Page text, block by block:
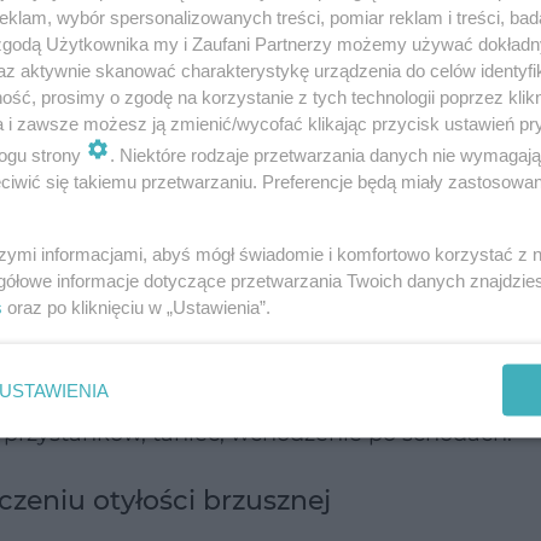
ale nie do siedzenia. Dlatego dla
kroków dziennie. Jednak sporo osób
kroków, a niektórzy nie osiągają nawet
pozbyć się nadmiaru tkanki tłuszczowej.
tzw. brzuszną aktywność fizyczna musi być
przez 30-60 minut. Wielu osobom wyda
zawodowymi i rodzinnymi. Ale pamiętajmy, że
a zatem także np. długi spacer z psem,
taniec, wchodzenie po schodach.
otyłości brzusznej
wybór spersonalizowanych treści, pomiar reklam i treści,
Użytkownika my i Zaufani Partnerzy możemy używać
aktywnie skanować charakterystykę urządzenia do celów
prosimy o zgodę na korzystanie z tych technologii poprzez
i zawsze możesz ją zmienić/wycofać klikając przycisk ustawień
strony
. Niektóre rodzaje przetwarzania danych nie
się takiemu przetwarzaniu. Preferencje będą miały
informacjami, abyś mógł świadomie i komfortowo korzystać z
informacje dotyczące przetwarzania Twoich danych
oraz po kliknięciu w „Ustawienia”.
USTAWIENIA